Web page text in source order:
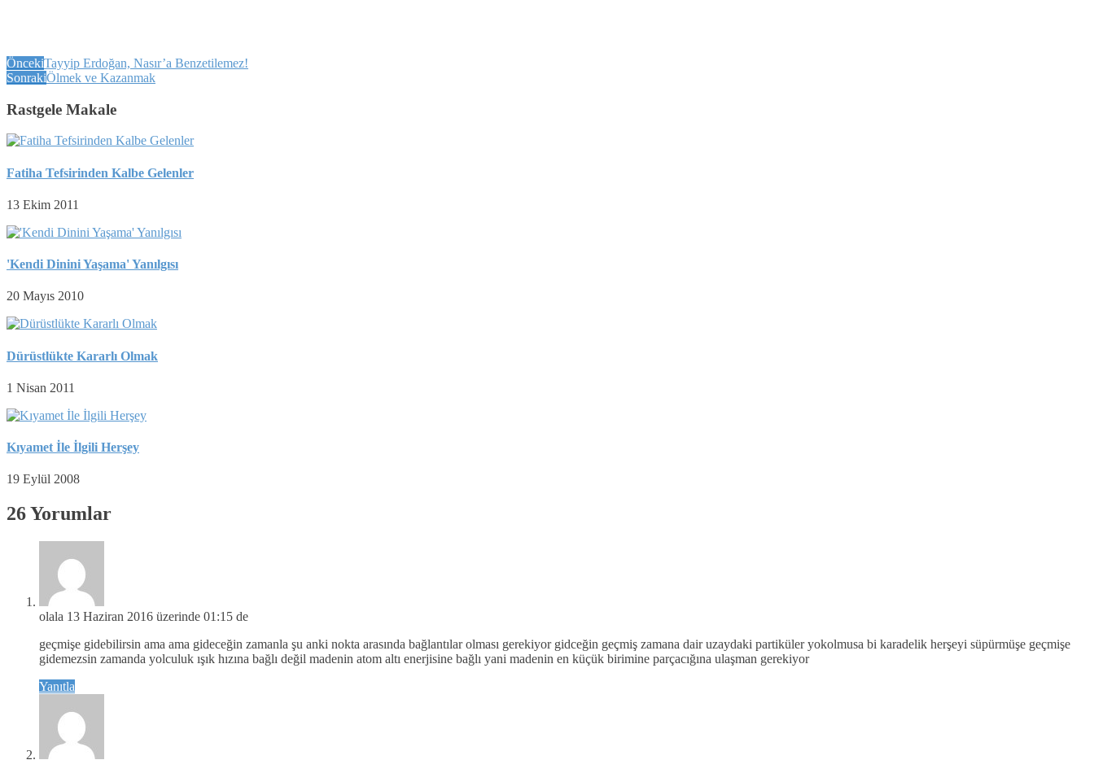
ÖncekiTayyip Erdoğan, Nasır’a Benzetilemez!
SonrakiÖlmek ve Kazanmak
Rastgele Makale
Fatiha Tefsirinden Kalbe Gelenler
13 Ekim 2011
'Kendi Dinini Yaşama' Yanılgısı
20 Mayıs 2010
Dürüstlükte Kararlı Olmak
1 Nisan 2011
Kıyamet İle İlgili Herşey
19 Eylül 2008
26 Yorumlar
olala 13 Haziran 2016 üzerinde 01:15 de
geçmişe gidebilirsin ama ama gideceğin zamanla şu anki nokta arasında bağlantılar olması gerekiyor gidceğin geçmiş zamana dair uzaydaki partiküler yokolmusa bi karadelik herşeyi süpürmüşe geçmişe
gidemezsin zamanda yolculuk ışık hızına bağlı değil madenin atom altı enerjisine bağlı yani madenin en küçük birimine parçacığına ulaşman gerekiyor
Yanıtla